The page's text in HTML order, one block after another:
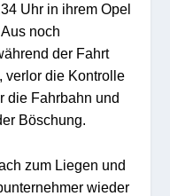
Uhr in ihrem Opel
noch
der Fahrt
verlor die Kontrolle
die Fahrbahn und
Böschung.
zum Liegen und
wieder